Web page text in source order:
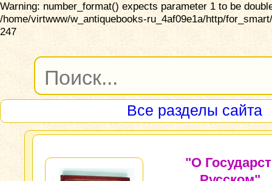
Warning: number_format() expects parameter 1 to be
/home/virtwww/w_antiquebooks-ru_4af09e1a/http/
247
Все разделы сайта
"О